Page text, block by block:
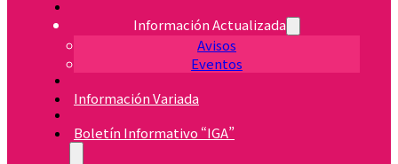
Información Actualizada
Avisos
Eventos
Información Variada
Boletín Informativo “IGA”